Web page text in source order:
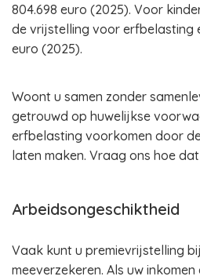
804.698 euro (2025). Voor
de vrijstelling voor erfbelasting
euro (2025).
Woont u samen zonder
getrouwd op huwelijkse
erfbelasting voorkomen door
laten maken. Vraag ons hoe dat
Arbeidsongeschiktheid
Vaak kunt u premievrijstelling
meeverzekeren. Als uw